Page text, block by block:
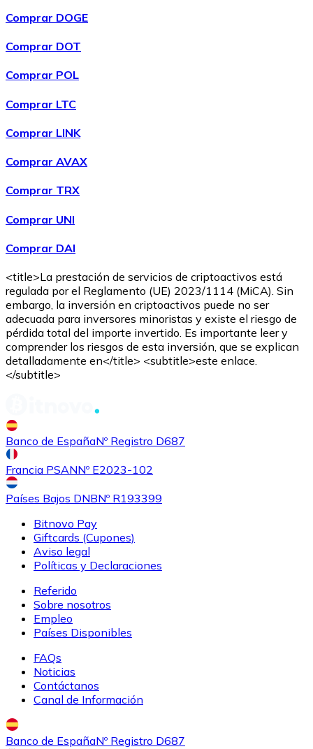
Comprar DOGE
Comprar DOT
Comprar POL
Comprar LTC
Comprar LINK
Comprar AVAX
Comprar TRX
Comprar UNI
Comprar DAI
<title>La prestación de servicios de criptoactivos está
regulada por el Reglamento (UE) 2023/1114 (MiCA). Sin
embargo, la inversión en criptoactivos puede no ser
adecuada para inversores minoristas y existe el riesgo de
pérdida total del importe invertido. Es importante leer y
comprender los riesgos de esta inversión, que se explican
detalladamente en</title> <subtitle>este enlace.
</subtitle>
Banco de EspañaNº Registro D687
Francia PSANNº E2023-102
Países Bajos DNBNº R193399
Bitnovo Pay
Giftcards (Cupones)
Aviso legal
Políticas y Declaraciones
Referido
Sobre nosotros
Empleo
Países Disponibles
FAQs
Noticias
Contáctanos
Canal de Información
Banco de EspañaNº Registro D687